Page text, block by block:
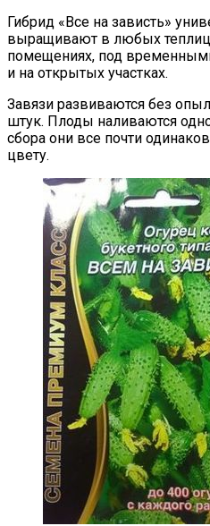
Гибрид «Все на зависть»
выращивают в любых
помещениях, под
и на открытых участках.
Завязи развиваются без
штук. Плоды наливаются
сбора они все почти
цвету.